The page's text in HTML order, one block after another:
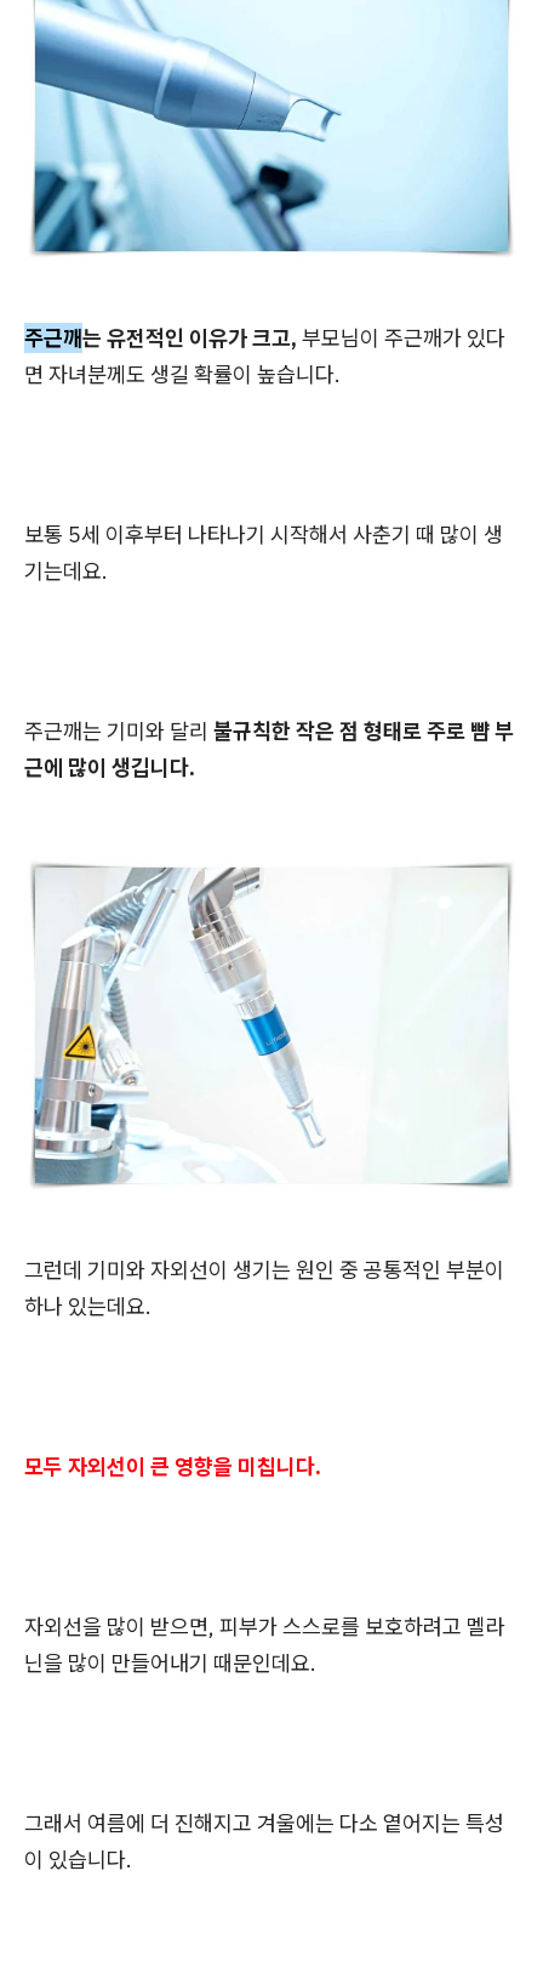
주근깨는 유전적인 이유가 크고, 부모님이 주근깨가 있다
면 자녀분께도 생길 확률이 높습니다.
보통 5세 이후부터 나타나기 시작해서 사춘기 때 많이 생
기는데요.
주근깨는 기미와 달리 불규칙한 작은 점 형태로 주로 뺨 부
근에 많이 생깁니다.
그런데 기미와 자외선이 생기는 원인 중 공통적인 부분이
하나 있는데요.
모두 자외선이 큰 영향을 미칩니다.
자외선을 많이 받으면, 피부가 스스로를 보호하려고 멜라
닌을 많이 만들어내기 때문인데요.
그래서 여름에 더 진해지고 겨울에는 다소 옅어지는 특성
이 있습니다.